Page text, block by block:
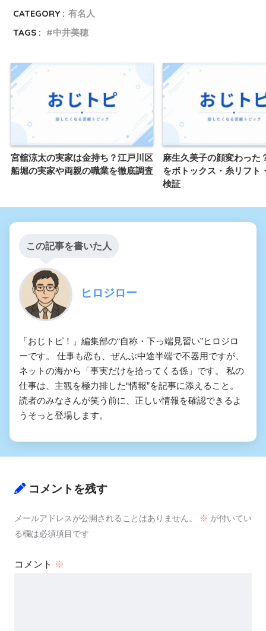
CATEGORY : 有名人
TAGS :
中井美穂
宮舘涼太の実家は金持ち？江戸川区
船堀の実家や両親の職業を徹底調査
麻生久美子の顔変わった
をボトックス・糸リフト
検証
この記事を書いた人
ヒロジロー
「おじトピ！」編集部の“自称・下っ端見習い”ヒロジロ
ーです。 仕事も恋も、ぜんぶ中途半端で不器用ですが、
ネットの海から「事実だけを拾ってくる係」です。 私の
仕事は、主観を極力排した“情報”を記事に添えること。
読者のみなさんが笑う前に、正しい情報を確認できるよ
うそっと登場します。
コメントを残す
メールアドレスが公開されることはありません。 ※ が付いてい
る欄は必須項目です
コメント ※